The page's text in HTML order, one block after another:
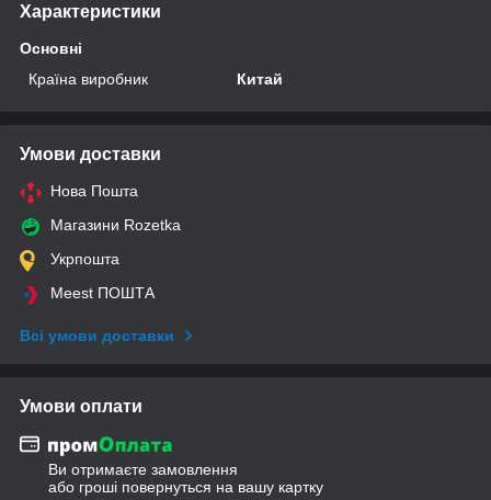
Характеристики
Основні
Країна виробник
Китай
Умови доставки
Нова Пошта
Магазини Rozetka
Укрпошта
Meest ПОШТА
Всі умови доставки
Умови оплати
Ви отримаєте замовлення
або гроші повернуться на вашу картку